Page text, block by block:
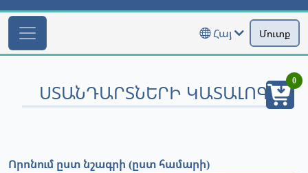
Հայ Մուտք
ՍՏԱՆԴԱՐՏՆԵՐԻ ԿԱՏԱԼՈԳ
Որոնում ըստ նշագրի (ըստ համարի)
0